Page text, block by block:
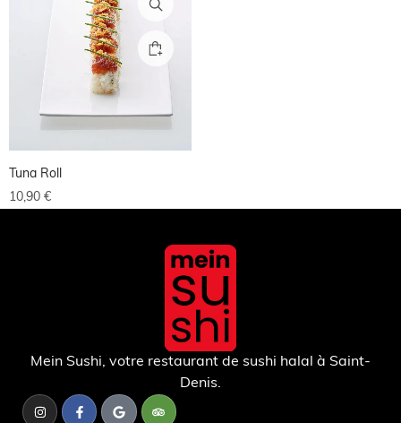
Tuna Roll
10,90 €
Mein Sushi, votre restaurant de sushi halal à Saint-
Denis.